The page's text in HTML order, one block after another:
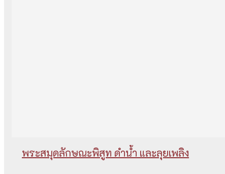
พระสมุดลักษณะพิสูท ดำน้ำ และลุยเพลิง